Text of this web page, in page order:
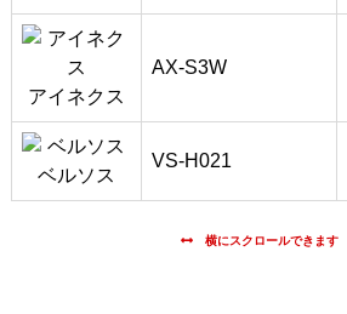
アイネクス
AX-S3W
ベルソス
VS-H021